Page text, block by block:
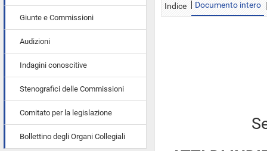
Giunte e Commissioni
Audizioni
Indagini conoscitive
Stenografici delle Commissioni
Comitato per la legislazione
Bollettino degli Organi Collegiali
Indice Documento intero